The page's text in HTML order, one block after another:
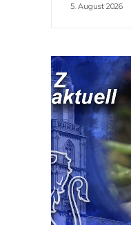
5. August 2026